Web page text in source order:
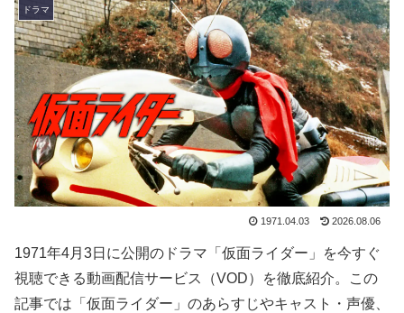
ドラマ
1971.04.03 2026.08.06
1971年4月3日に公開のドラマ「仮面ライダー」を今すぐ
視聴できる動画配信サービス（VOD）を徹底紹介。この
記事では「仮面ライダー」のあらすじやキャスト・声優、